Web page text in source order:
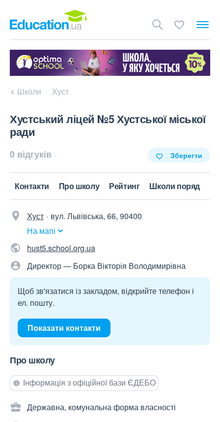
Школи Хуст
Хустський ліцей №5 Хустської міської
ради
0 відгуків Зберегти
Контакти Про школу Рейтинг Школи поряд
Хуст
вул. Львівська, 66, 90400
На мапі
hust5.school.org.ua
Директор — Борка Вікторія Володимирівна
Щоб зв'язатися із закладом, відкрийте телефон і
ел. пошту.
Показати контакти
Про школу
Інформація з офіційної бази ЄДЕБО
Державна, комунальна форма власності